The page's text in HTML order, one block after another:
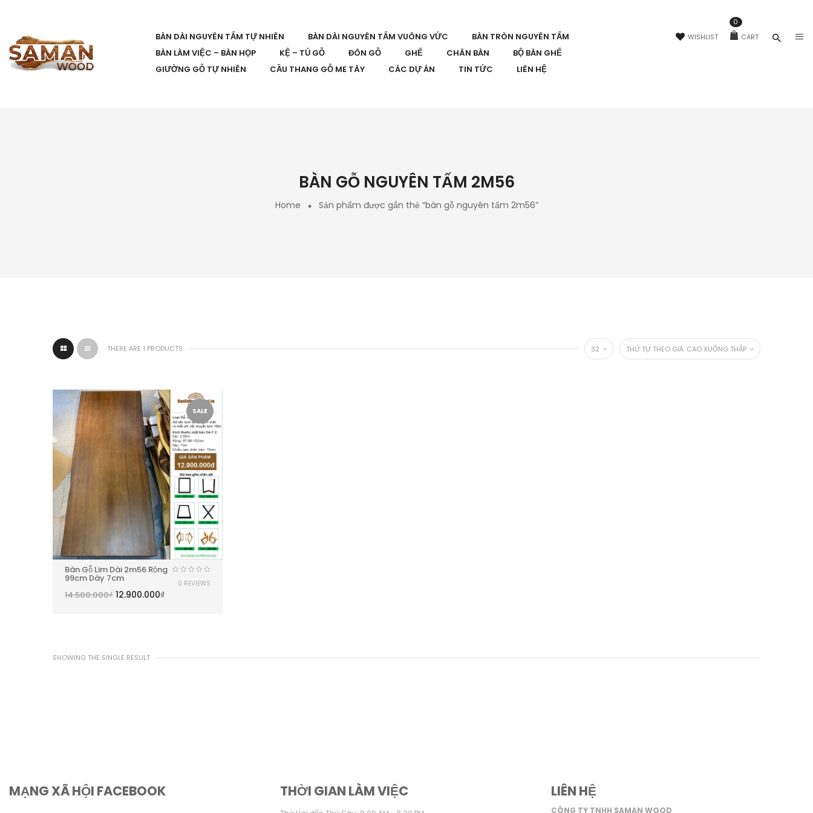
BÀN DÀI NGUYÊN TẤM TỰ NHIÊN BÀN DÀI NGUYÊN TẤM VUÔNG VỨC
BÀN TRÒN NGUYÊN TẤM
BÀN LÀM VIỆC – BÀN HỌP
KỆ – TỦ GỖ ĐÔN GỖ GHẾ CHÂN BÀN
BỘ BÀN GHẾ
GIƯỜNG GỖ TỰ NHIÊN
CẦU THANG GỖ ME TÂY CÁC DỰ ÁN TIN TỨC LIÊN HỆ
WISHLIST CART
0
BÀN GỖ NGUYÊN TẤM 2M56
Home Sản phẩm được gắn thẻ “bàn gỗ nguyên tấm 2m56”
THERE ARE 1 PRODUCTS THỨ TỰ THEO GIÁ: CAO XUỐNG THẤP
32
SALE
Bàn Gỗ Lim Dài 2m56 Rộng
99cm Dày 7cm
14.500.000₫ 12.900.000₫
0 REVIEWS
SHOWING THE SINGLE RESULT
MẠNG XÃ HỘI FACEBOOK THỜI GIAN LÀM VIỆC LIÊN HỆ
CÔNG TY TNHH SAMAN WOOD